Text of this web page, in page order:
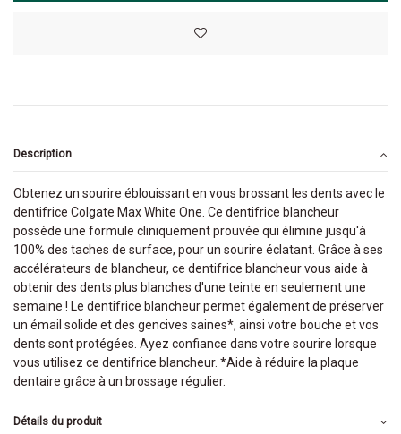
Description
Obtenez un sourire éblouissant en vous brossant les dents avec le
dentifrice Colgate Max White One. Ce dentifrice blancheur
possède une formule cliniquement prouvée qui élimine jusqu'à
100% des taches de surface, pour un sourire éclatant. Grâce à ses
accélérateurs de blancheur, ce dentifrice blancheur vous aide à
obtenir des dents plus blanches d'une teinte en seulement une
semaine ! Le dentifrice blancheur permet également de préserver
un émail solide et des gencives saines*, ainsi votre bouche et vos
dents sont protégées. Ayez confiance dans votre sourire lorsque
vous utilisez ce dentifrice blancheur. *Aide à réduire la plaque
dentaire grâce à un brossage régulier.
Détails du produit